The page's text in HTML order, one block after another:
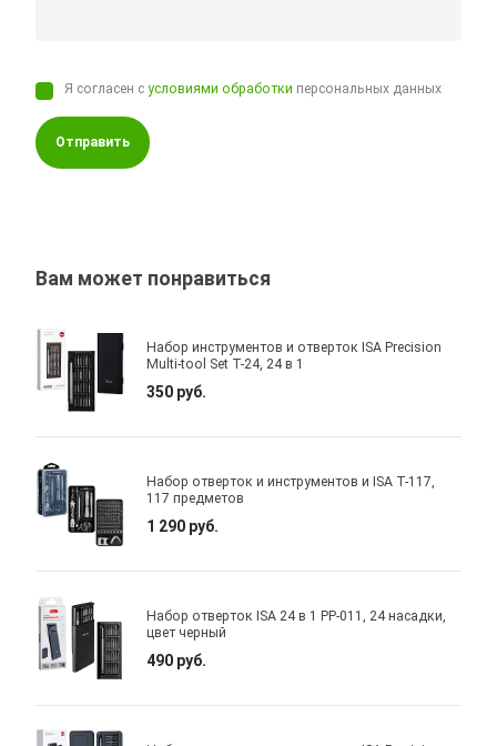
Я согласен сусловиями обработки персональных данных
Отправить
Вам может понравиться
Набор инструментов и отверток ISA Precision
Multi-tool Set T-24, 24 в 1
350 руб.
Набор отверток и инструментов и ISA T-117,
117 предметов
1 290 руб.
Набор отверток ISA 24 в 1 PP-011, 24 насадки,
цвет черный
490 руб.